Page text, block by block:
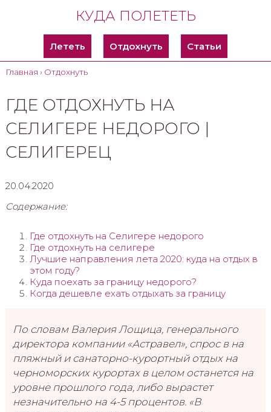
КУДА ПОЛЕТЕТЬ
Лететь Отдохнуть Статьи
Главная › Отдохнуть
ГДЕ ОТДОХНУТЬ НА
СЕЛИГЕРЕ НЕДОРОГО |
СЕЛИГЕРЕЦ
20.04.2020
Содержание:
Где отдохнуть на Селигере недорого
Где отдохнуть на селигере
Лучшие направления лета 2020: куда на отдых в
этом году?
Куда поехать за границу недорого?
Когда дешевле ехать отдыхать за границу
По словам Валерия Лощица, генерального
директора компании «Астравел», спрос в на
пляжный и санаторно-курортный отдых на
черноморских курортах в целом останется на
уровне прошлого года, либо вырастет
незначительно на 4-5 процентов. «В